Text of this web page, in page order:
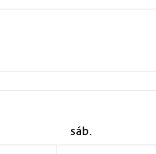
sáb.